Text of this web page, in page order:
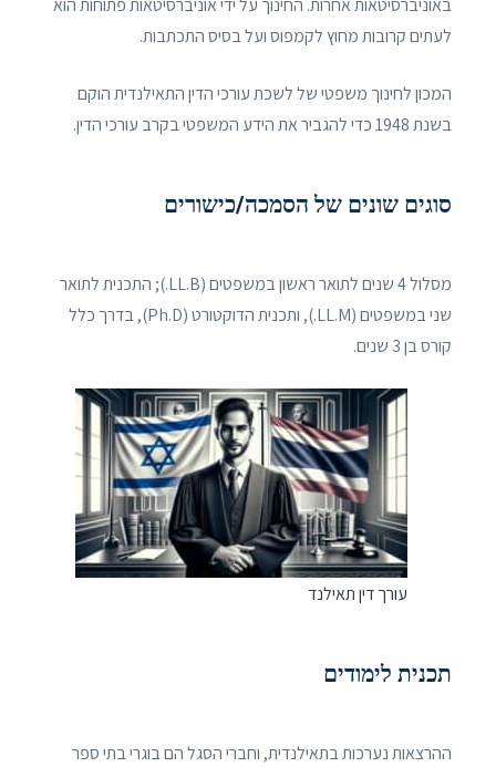
באוניברסיטאות אחרות. החינוך על ידי אוניברסיטאות פתוחות הוא
לעתים קרובות מחוץ לקמפוס ועל בסיס התכתבות.
המכון לחינוך משפטי של לשכת עורכי הדין התאילנדית הוקם
בשנת 1948 כדי להגביר את הידע המשפטי בקרב עורכי הדין.
סוגים שונים של הסמכה/כישורים
מסלול 4 שנים לתואר ראשון במשפטים (LL.B.); התכנית לתואר
שני במשפטים (LL.M.), ותכנית הדוקטורט (Ph.D), בדרך כלל
קורס בן 3 שנים.
עורך דין תאילנד
תכנית לימודים
ההרצאות נערכות בתאילנדית, וחברי הסגל הם בוגרי בתי ספר